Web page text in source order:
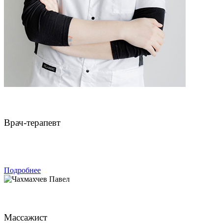
Врач-терапевт
Подробнее
Массажист